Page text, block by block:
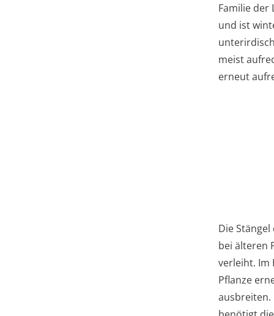
Familie der
und ist
meist
erneut
Die
bei älteren
verleiht. Im
Pflanze
ausbreiten.